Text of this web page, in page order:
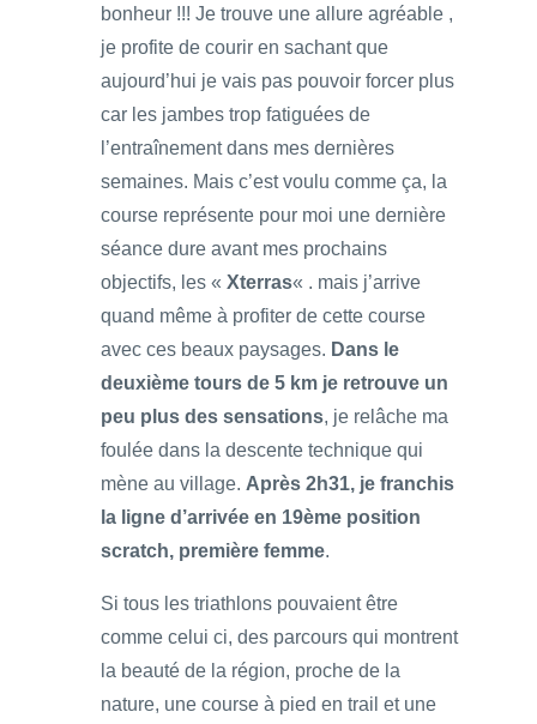
bonheur !!! Je trouve une allure agréable ,
je profite de courir en sachant que
aujourd’hui je vais pas pouvoir forcer plus
car les jambes trop fatiguées de
l’entraînement dans mes dernières
semaines. Mais c’est voulu comme ça, la
course représente pour moi une dernière
séance dure avant mes prochains
objectifs, les « Xterras« . mais j’arrive
quand même à profiter de cette course
avec ces beaux paysages. Dans le
deuxième tours de 5 km je retrouve un
peu plus des sensations, je relâche ma
foulée dans la descente technique qui
mène au village. Après 2h31, je franchis
la ligne d’arrivée en 19ème position
scratch, première femme.
Si tous les triathlons pouvaient être
comme celui ci, des parcours qui montrent
la beauté de la région, proche de la
nature, une course à pied en trail et une